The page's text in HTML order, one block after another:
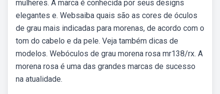
mulheres. A marca é conhecida por seus designs
elegantes e. Websaiba quais são as cores de óculos
de grau mais indicadas para morenas, de acordo com o
tom do cabelo e da pele. Veja também dicas de
modelos. Webóculos de grau morena rosa mr138/rx. A
morena rosa é uma das grandes marcas de sucesso
na atualidade.